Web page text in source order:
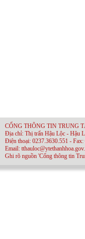
CỔNG THÔNG TIN TRUNG
Địa chỉ: Thị trấn Hậu Lộc - Hậu
Điện thoại: 0237.3630.551 - Fax:
Email:
Ghi rõ nguồn 'Cổng thông tin